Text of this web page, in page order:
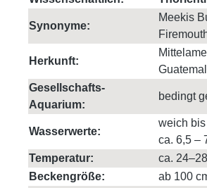
Synonyme:
Meekis
Herkunft:
Gesellschafts-
Aquarium:
bedingt
Wasserwerte:
weich bis
ca. 6,5 –
Temperatur:
ca.
Beckengröße:
ab 100